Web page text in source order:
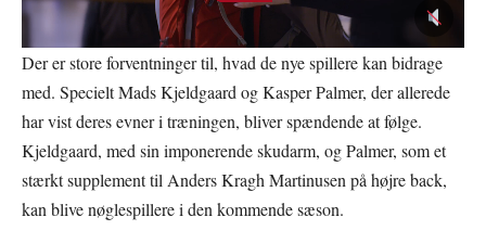
Der er store forventninger til, hvad de nye spillere kan bidrage
med. Specielt Mads Kjeldgaard og Kasper Palmer, der allerede
har vist deres evner i træningen, bliver spændende at følge.
Kjeldgaard, med sin imponerende skudarm, og Palmer, som et
stærkt supplement til Anders Kragh Martinusen på højre back,
kan blive nøglespillere i den kommende sæson.